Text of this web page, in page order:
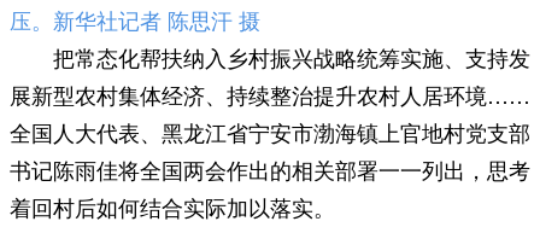
压。新华社记者 陈思汗 摄
把常态化帮扶纳入乡村振兴战略统筹实施、支持发
展新型农村集体经济、持续整治提升农村人居环境……
全国人大代表、黑龙江省宁安市渤海镇上官地村党支部
书记陈雨佳将全国两会作出的相关部署一一列出，思考
着回村后如何结合实际加以落实。